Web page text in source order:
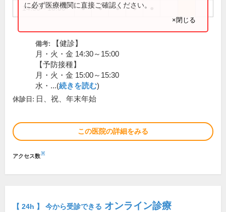
14:30～18:00 ● ● ● ●
に必ず医療機関に直接ご確認ください。
×閉じる
備考:
【健診】
月・火・金 14:30～15:00
【予防接種】
月・火・金 15:00～15:30
水・...(続きを読む)
休診日: 日、祝、年末年始
この医院の詳細をみる
アクセス数※
【 24h 】 今から受診できる オンライン診療